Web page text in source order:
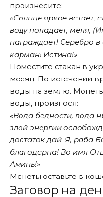
произнесите:
«Солнце яркое встает,
воду попадает, меня,
награждает! Серебро
карман! Истина!»
Поместите стакан в
месяц. По истечении
воды на землю.
воды, произнося:
«Вода бедности, вода
злой энергии
достаток дай. Я, раба
благодарна! Во имя
Аминь!»
Монеты оставьте в
Заговор на